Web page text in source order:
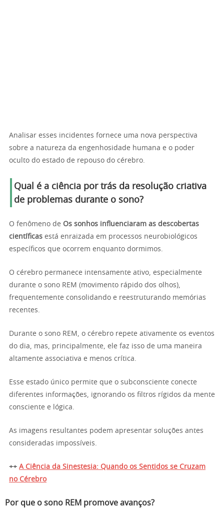
Analisar esses incidentes fornece uma nova perspectiva
sobre a natureza da engenhosidade humana e o poder
oculto do estado de repouso do cérebro.
Qual é a ciência por trás da resolução criativa
de problemas durante o sono?
O fenômeno de Os sonhos influenciaram as descobertas
científicas está enraizada em processos neurobiológicos
específicos que ocorrem enquanto dormimos.
O cérebro permanece intensamente ativo, especialmente
durante o sono REM (movimento rápido dos olhos),
frequentemente consolidando e reestruturando memórias
recentes.
Durante o sono REM, o cérebro repete ativamente os eventos
do dia, mas, principalmente, ele faz isso de uma maneira
altamente associativa e menos crítica.
Esse estado único permite que o subconsciente conecte
diferentes informações, ignorando os filtros rígidos da mente
consciente e lógica.
As imagens resultantes podem apresentar soluções antes
consideradas impossíveis.
++ A Ciência da Sinestesia: Quando os Sentidos se Cruzam
no Cérebro
Por que o sono REM promove avanços?